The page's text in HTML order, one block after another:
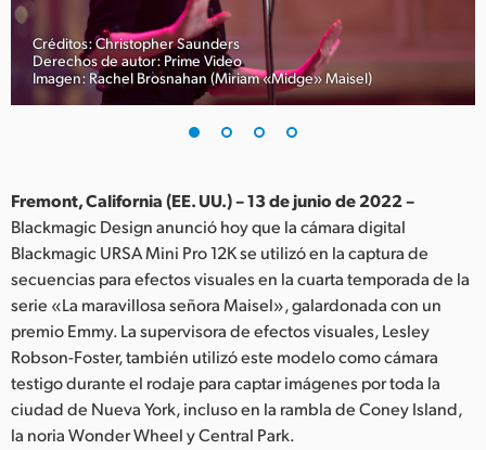
Finland
France
Germany
India
Italy
Japan
Korea
Mexico
Malaysia
Créditos: Christopher Saunders
Derechos de autor: Prime Video
Imagen: Rachel Brosnahan (Miriam «Midge» Maisel)
Fremont, California (EE. UU.) – 13 de junio de 2022 –
Blackmagic Design anunció hoy que la cámara digital
Blackmagic URSA Mini Pro 12K se utilizó en la captura de
secuencias para efectos visuales en la cuarta temporada de la
serie «La maravillosa señora Maisel», galardonada con un
premio Emmy. La supervisora de efectos visuales, Lesley
Robson-Foster, también utilizó este modelo como cámara
testigo durante el rodaje para captar imágenes por toda la
ciudad de Nueva York, incluso en la rambla de Coney Island,
la noria Wonder Wheel y Central Park.